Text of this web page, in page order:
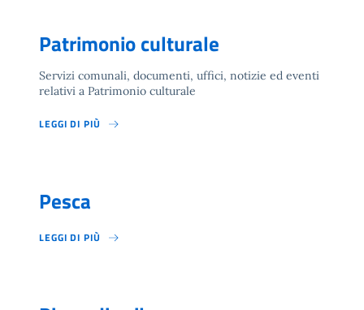
Patrimonio culturale
Servizi comunali, documenti, uffici, notizie ed eventi
relativi a Patrimonio culturale
LEGGI DI PIÙ
Pesca
LEGGI DI PIÙ